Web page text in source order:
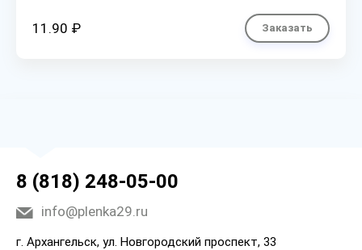
11.90 ₽ Заказать
8 (818) 248-05-00
info@plenka29.ru
г. Архангельск, ул. Новгородский проспект, 33